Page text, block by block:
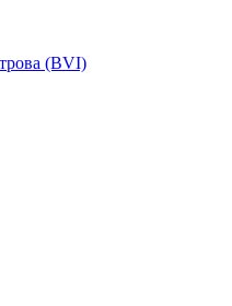
(BVI)